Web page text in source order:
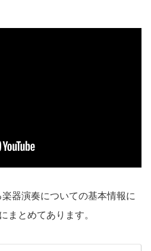
器演奏についての基本情報に
にまとめてあります。